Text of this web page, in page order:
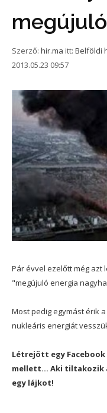
Szerző: hir.ma itt: Belföldi
2013.05.23 09:57
Pár évvel ezelőtt még azt
"megújuló energia
Most pedig egymást érik
nukleáris energiát
Létrejött egy
mellett... Aki tiltakozik
egy lájkot!